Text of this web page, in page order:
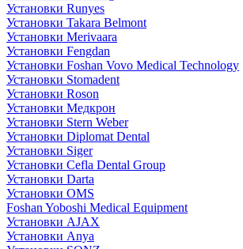
Установки Runyes
Установки Takara Belmont
Установки Merivaara
Установки Fengdan
Установки Foshan Vovo Medical Technology
Установки Stomadent
Установки Roson
Установки Медкрон
Установки Stern Weber
Установки Diplomat Dental
Установки Siger
Установки Cefla Dental Group
Установки Darta
Установки OMS
Foshan Yoboshi Medical Equipment
Установки AJAX
Установки Anya